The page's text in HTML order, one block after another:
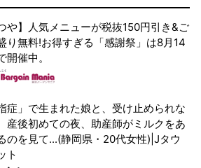
や】人気メニューが税抜150円引き&ご
り無料!お得すぎる「感謝祭」は8月14
開催中。
症」で生まれた娘と、受け止められな
産後初めての夜、助産師がミルクをあ
のを見て...(静岡県・20代女性)|Jタウ
ト